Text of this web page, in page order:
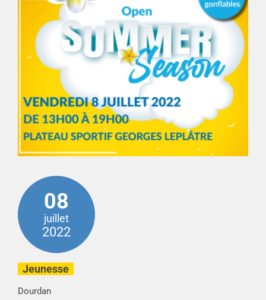
08
juillet
2022
Jeunesse
Dourdan